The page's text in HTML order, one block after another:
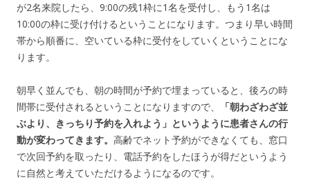
が2名来院したら、9:00の残1枠に1名を受付し、もう1名は
10:00の枠に受け付けるということになります。つまり早い時間
帯から順番に、空いている枠に受付をしていくということにな
ります。
朝早く並んでも、朝の時間が予約で埋まっていると、後ろの時
間帯に受付されるということになりますので、
「朝わざわざ並
ぶより、きっちり予約を入れよう」というように患者さんの行
動が変わってきます。 高齢でネット予約ができなくても、窓口
で次回予約を取ったり、電話予約をしたほうが得だというよう
に自然と考えていただけるようになるのです。